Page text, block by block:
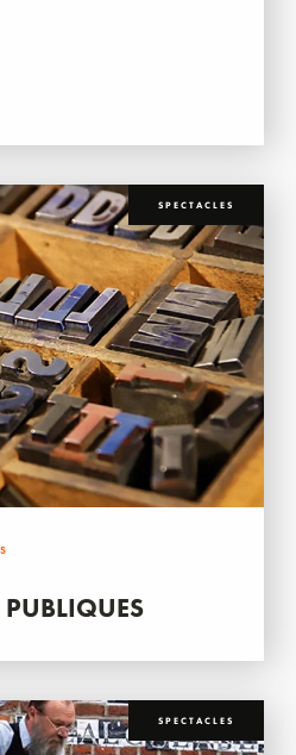
SPECTACLES
SPECTACLES